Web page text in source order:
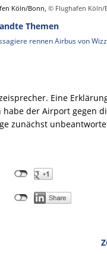
Köln/Bonn, © Flughafen Köln/
Themen
rennen Airbus von
Eine
der Airport gegen
zunächst